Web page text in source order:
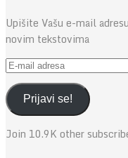
Upišite Vašu e-mail
novim tekstovima
E-
mail
adresaPrijavi se!
Join 10.9K other